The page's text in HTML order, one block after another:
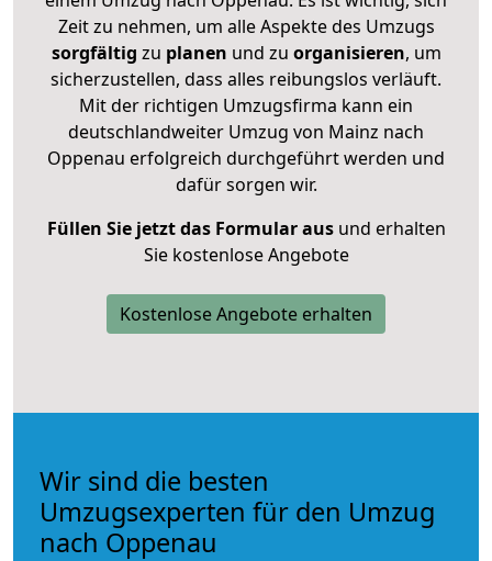
Zeit zu nehmen, um alle Aspekte des Umzugs
sorgfältig zu planen und zu organisieren, um
sicherzustellen, dass alles reibungslos verläuft.
Mit der richtigen Umzugsfirma kann ein
deutschlandweiter Umzug von Mainz nach
Oppenau erfolgreich durchgeführt werden und
dafür sorgen wir.
Füllen Sie jetzt das Formular ausund erhalten
Sie kostenlose Angebote
Kostenlose Angebote erhalten
Wir sind die besten
Umzugsexperten für den Umzug
nach Oppenau